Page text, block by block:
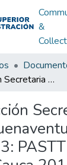
&
Plan de Acción Secretaria de Transito Buenaventura Valle del Cauca 2013: PASTT Buenaventura Valle del Cauca 2013